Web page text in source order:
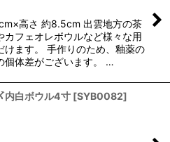
高さ 約8.5cm 出雲地方の茶
カフェオレボウルなど様々な用
けます。 手作りのため、釉薬の
個体差がございます。 …
内白ボウル4寸 [SYB0082]